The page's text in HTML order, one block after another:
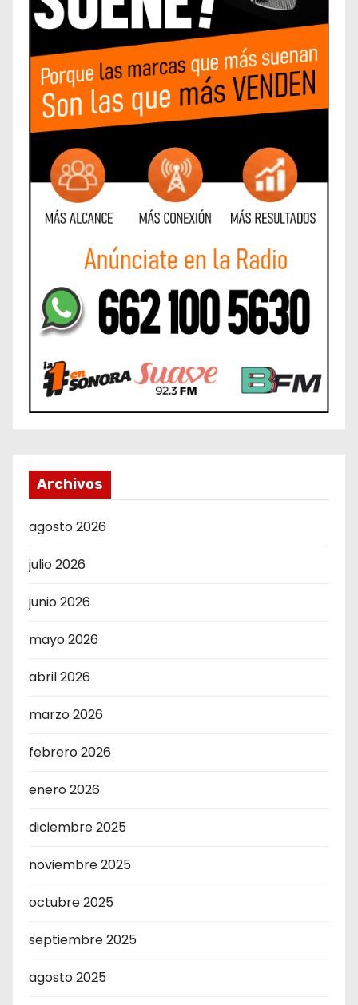
Archivos
agosto 2026
julio 2026
junio 2026
mayo 2026
abril 2026
marzo 2026
febrero 2026
enero 2026
diciembre 2025
noviembre 2025
octubre 2025
septiembre 2025
agosto 2025